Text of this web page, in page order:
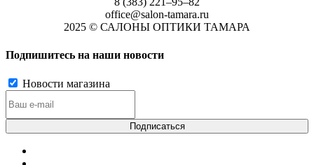
office@salon-tamara.ru
2025 © САЛОНЫ ОПТИКИ ТАМАРА
Подпишитесь на наши новости
Новости магазина